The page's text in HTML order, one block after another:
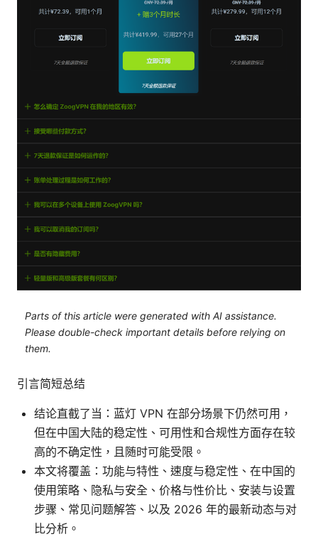
Parts of this article were generated with AI assistance.
Please double-check important details before relying on
them.
引言简短总结
结论直截了当：蓝灯 VPN 在部分场景下仍然可用，
但在中国大陆的稳定性、可用性和合规性方面存在较
高的不确定性，且随时可能受限。
本文将覆盖：功能与特性、速度与稳定性、在中国的
使用策略、隐私与安全、价格与性价比、安装与设置
步骤、常见问题解答、以及 2026 年的最新动态与对
比分析。